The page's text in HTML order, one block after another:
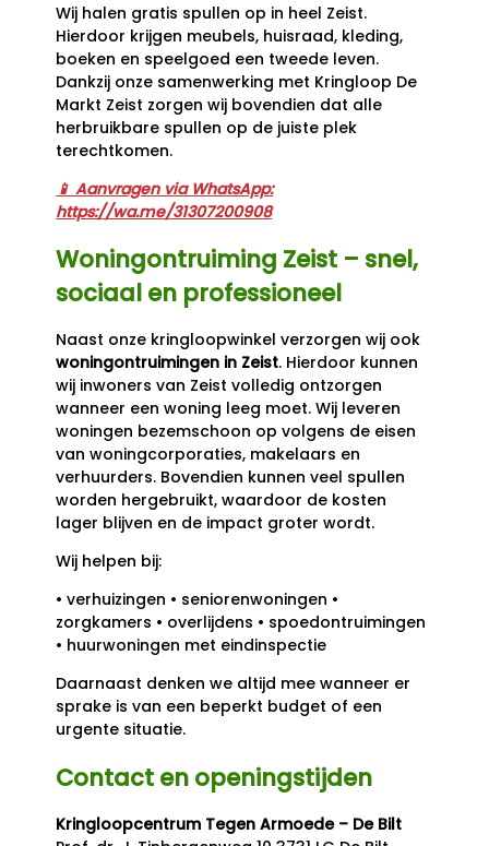
Wij halen gratis spullen op in heel Zeist.
Hierdoor krijgen meubels, huisraad, kleding,
boeken en speelgoed een tweede leven.
Dankzij onze samenwerking met Kringloop De
Markt Zeist zorgen wij bovendien dat alle
herbruikbare spullen op de juiste plek
terechtkomen.
📱 Aanvragen via WhatsApp:
https://wa.me/31307200908
Woningontruiming Zeist – snel,
sociaal en professioneel
Naast onze kringloopwinkel verzorgen wij ook
woningontruimingen in Zeist. Hierdoor kunnen
wij inwoners van Zeist volledig ontzorgen
wanneer een woning leeg moet. Wij leveren
woningen bezemschoon op volgens de eisen
van woningcorporaties, makelaars en
verhuurders. Bovendien kunnen veel spullen
worden hergebruikt, waardoor de kosten
lager blijven en de impact groter wordt.
Wij helpen bij:
• verhuizingen • seniorenwoningen •
zorgkamers • overlijdens • spoedontruimingen
• huurwoningen met eindinspectie
Daarnaast denken we altijd mee wanneer er
sprake is van een beperkt budget of een
urgente situatie.
Contact en openingstijden
Kringloopcentrum Tegen Armoede – De Bilt